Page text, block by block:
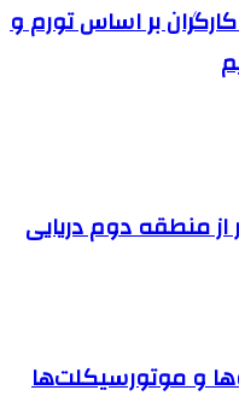
بر اساس تورم و
از منطقه دوم دریایی
و موتورسیکلت‌ها